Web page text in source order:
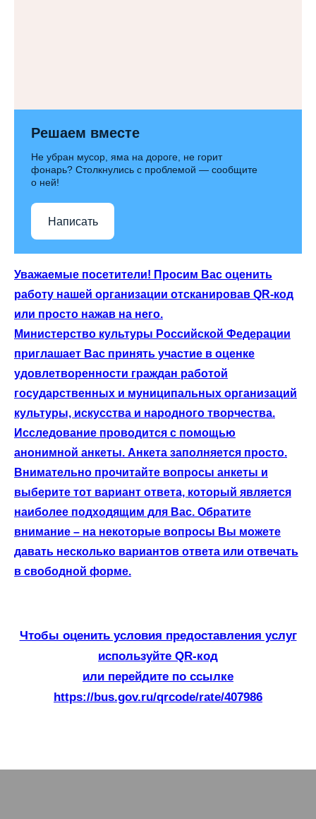
Решаем вместе
Не убран мусор, яма на дороге, не горит
фонарь? Столкнулись с проблемой — сообщите
о ней!
Написать
Уважаемые посетители! Просим Вас оценить
работу нашей организации отсканировав QR-код
или просто нажав на него.
Министерство культуры Российской Федерации
приглашает Вас принять участие в оценке
удовлетворенности граждан работой
государственных и муниципальных организаций
культуры, искусства и народного творчества.
Исследование проводится с помощью
анонимной анкеты. Анкета заполняется просто.
Внимательно прочитайте вопросы анкеты и
выберите тот вариант ответа, который является
наиболее подходящим для Вас. Обратите
внимание – на некоторые вопросы Вы можете
давать несколько вариантов ответа или отвечать
в свободной форме.
Чтобы оценить условия предоставления услуг
используйте QR-код
или перейдите по ссылке
https://bus.gov.ru/qrcode/rate/407986